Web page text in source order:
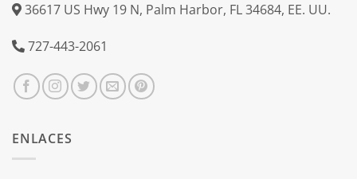
36617 US Hwy 19 N, Palm Harbor, FL 34684, EE. UU.
727-443-2061
ENLACES